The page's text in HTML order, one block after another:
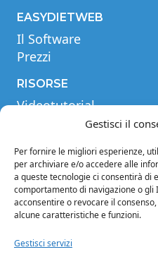
Gestisci il
Per fornire le migliori esperienze,
per archiviare e/o accedere alle
a queste tecnologie ci consentirà di
comportamento di navigazione o gli
acconsentire o revocare il
alcune caratteristiche e funzioni.
Gestisci servizi
EASYDIETWEB
Il Software
Prezzi
RISORSE
Videotutorial
Tabella comparativa
Glossario
INFORMAZIONI
Note legali
Condizioni di vendita